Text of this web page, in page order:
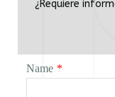
¿Requiere
Name *